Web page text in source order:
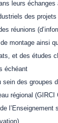
leurs échanges
des projets
réunions
montage ainsi
et des études
échéant
sein des groupes
régional (GIRCI
l’Enseignement